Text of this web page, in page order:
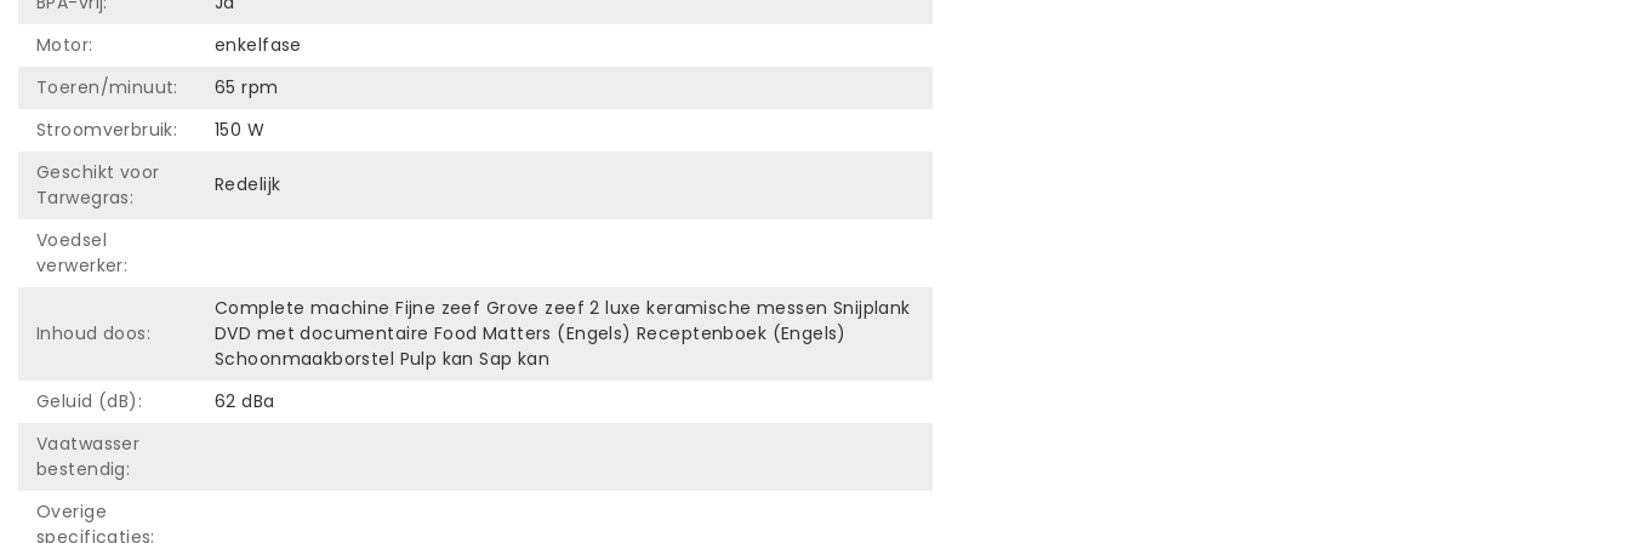
Motor:
enkelfase
Toeren/minuut:
65 rpm
Stroomverbruik:
150 W
Geschikt voor
Tarwegras:
Redelijk
Voedsel
verwerker:
Inhoud doos:
Complete machine Fijne zeef Grove zeef 2 luxe keramische messen Snijplank
DVD met documentaire Food Matters (Engels) Receptenboek (Engels)
Schoonmaakborstel Pulp kan Sap kan
Geluid (dB):
62 dBa
Vaatwasser
bestendig:
Overige
specificaties: